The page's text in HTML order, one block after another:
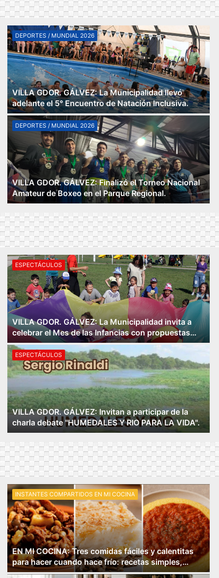
DEPORTES / MUNDIAL 2026
VILLA GDOR. GÁLVEZ: La Municipalidad llevó
adelante el 5° Encuentro de Natación Inclusiva.
DEPORTES / MUNDIAL 2026
VILLA GDOR. GÁLVEZ: Finalizó el Torneo Nacional
Amateur de Boxeo en el Parque Regional.
ESPECTÁCULOS
VILLA GDOR. GÁLVEZ: La Municipalidad invita a
celebrar el Mes de las Infancias con propuestas
culturales y recreativas.
ESPECTÁCULOS
VILLA GDOR. GÁLVEZ: Invitan a participar de la
charla debate "HUMEDALES Y RIO PARA LA VIDA".
INSTANTES COMPARTIDOS EN MI COCINA
EN MI COCINA: Tres comidas fáciles y calentitas
para hacer cuando hace frío: recetas simples,
rendidoras y bien argentinas.